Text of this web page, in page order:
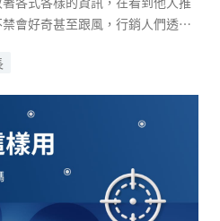
會好奇甚至跟風，行銷人們透過